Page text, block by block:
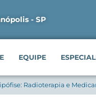
- SP
EQUIPE
Radioterapia e